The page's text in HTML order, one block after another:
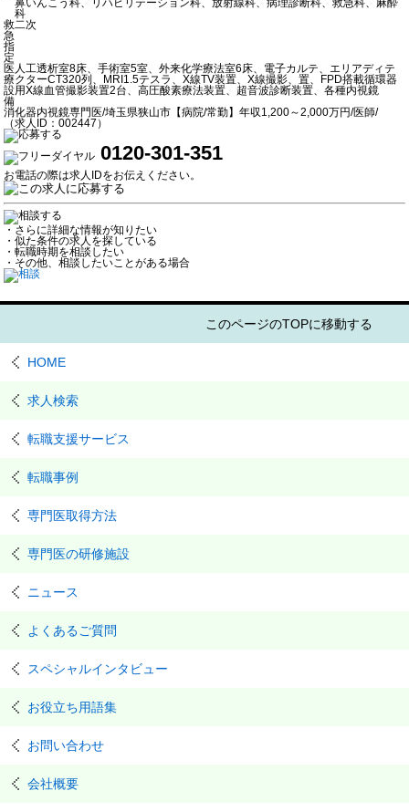
科
救
急
指
定
二次
医
療
設
備
人工透析室8床、手術室5室、外来化学療法室6床、電子カルテ、エリアディテ
クターCT320列、MRI1.5テスラ、X線TV装置、X線撮影、置、FPD搭載循環器
用X線血管撮影装置2台、高圧酸素療法装置、超音波診断装置、各種内視鏡
消化器内視鏡専門医/埼玉県狭山市【病院/常勤】年収1,200～2,000万円/医師/
（求人ID：002447）
0120-301-351
お電話の際は求人IDをお伝えください。
・さらに詳細な情報が知りたい
・似た条件の求人を探している
・転職時期を相談したい
・その他、相談したいことがある場合
このページのTOPに移動する
HOME
求人検索
転職支援サービス
転職事例
専門医取得方法
専門医の研修施設
ニュース
よくあるご質問
スペシャルインタビュー
お役立ち用語集
お問い合わせ
会社概要